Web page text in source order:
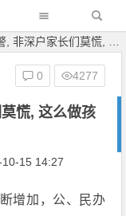
们莫慌, 这么做孩子照样能上学!
慌, 这么做孩
15 14:27
0 4277
增加，公、民办